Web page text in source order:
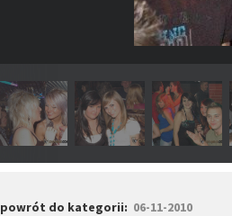
powrót do kategorii: 06-11-2010